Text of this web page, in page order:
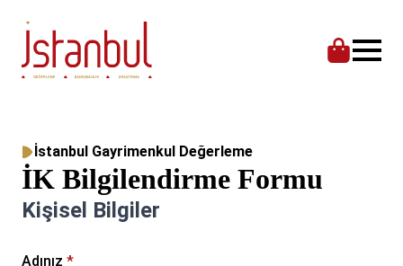
İstanbul Gayrimenkul Değerleme
İK Bilgilendirme Formu
Kişisel Bilgiler
Adınız *